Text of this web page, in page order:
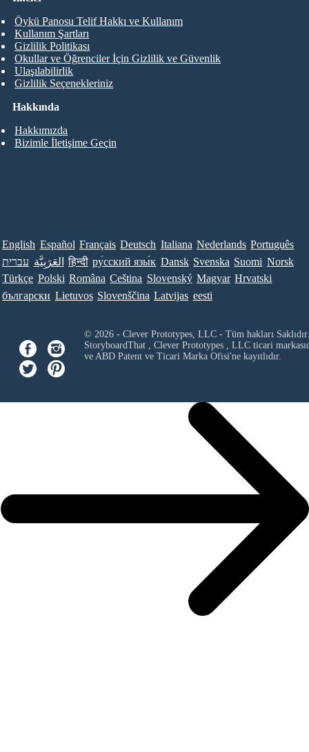
Hakkında
Hakkımızda
Bizimle İletişime Geçin
Öykü Panosu Telif Hakkı ve Kullanım
Kullanım Şartları
Gizlilik Politikası
Okullar ve Öğrenciler İçin Gizlilik ve Güvenlik
Ulaşılabilirlik
Gizlilik Seçenekleriniz
English Español Français Deutsch Italiana Nederlands Português
עברית العَرَبِيَّة हिन्दी ру́сский язы́к Dansk Svenska Suomi Norsk
Türkçe Polski Româna Ceština Slovenský Magyar Hrvatski
български Lietuvos Slovenščina Latvijas eesti
© 2026 - Clever Prototypes, LLC - Tüm hakları Saklıdır.
StoryboardThat , Clever Prototypes , LLCticari
ve ABD Patent ve Ticari Marka Ofisi'ne kayıtlıdır.